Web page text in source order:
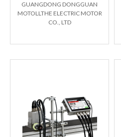
GUANGDONG DONGGUAN
MOTOLLTHE ELECTRIC MOTOR
CO., LTD